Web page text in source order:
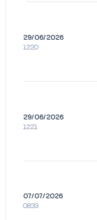
29/06/2026
12:20
29/06/2026
12:21
07/07/2026
08:33